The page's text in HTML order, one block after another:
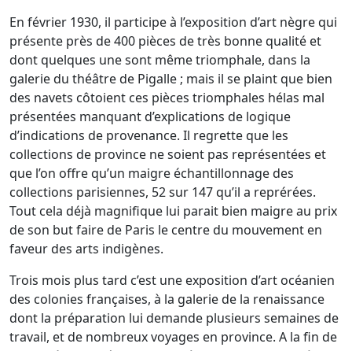
En février 1930, il participe à l’exposition d’art nègre qui
présente près de 400 pièces de très bonne qualité et
dont quelques une sont même triomphale, dans la
galerie du théâtre de Pigalle ; mais il se plaint que bien
des navets côtoient ces pièces triomphales hélas mal
présentées manquant d’explications de logique
d’indications de provenance. Il regrette que les
collections de province ne soient pas représentées et
que l’on offre qu’un maigre échantillonnage des
collections parisiennes, 52 sur 147 qu’il a reprérées.
Tout cela déjà magnifique lui parait bien maigre au prix
de son but faire de Paris le centre du mouvement en
faveur des arts indigènes.
Trois mois plus tard c’est une exposition d’art océanien
des colonies françaises, à la galerie de la renaissance
dont la préparation lui demande plusieurs semaines de
travail, et de nombreux voyages en province. A la fin de